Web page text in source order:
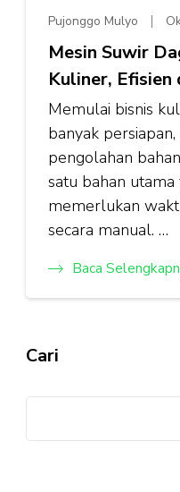
Pujonggo Mulyo
Mesin Suwir
Kuliner, Efisien
Memulai bisnis
banyak
pengolahan
satu bahan utama
memerlukan
secara manual. …
Baca
Cari